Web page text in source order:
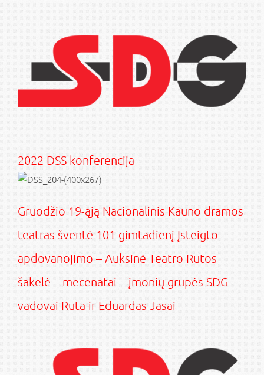
2022 DSS konferencija
Gruodžio 19-ąją Nacionalinis Kauno dramos
teatras šventė 101 gimtadienį Įsteigto
apdovanojimo – Auksinė Teatro Rūtos
šakelė – mecenatai – įmonių grupės SDG
vadovai Rūta ir Eduardas Jasai